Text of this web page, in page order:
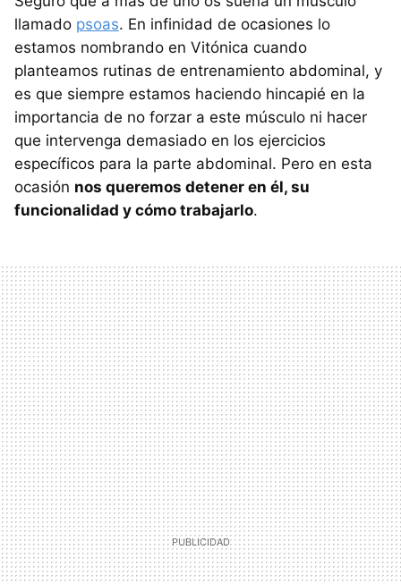
llamado psoas. En infinidad de ocasiones lo
estamos nombrando en Vitónica cuando
planteamos rutinas de entrenamiento abdominal, y
es que siempre estamos haciendo hincapié en la
importancia de no forzar a este músculo ni hacer
que intervenga demasiado en los ejercicios
específicos para la parte abdominal. Pero en esta
ocasión nos queremos detener en él, su
funcionalidad y cómo trabajarlo.